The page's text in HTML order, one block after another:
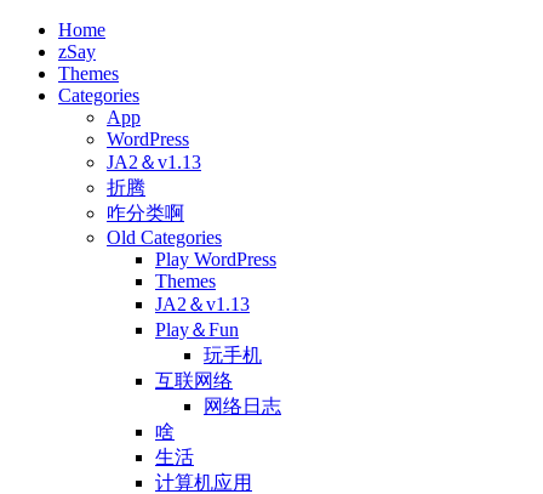
Home
zSay
Themes
Categories
App
WordPress
JA2＆v1.13
折腾
咋分类啊
Old Categories
Play WordPress
Themes
JA2＆v1.13
Play＆Fun
玩手机
互联网络
网络日志
啥
生活
计算机应用